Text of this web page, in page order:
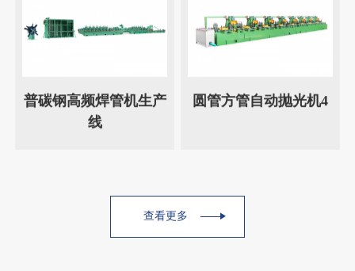
普碳钢高频焊管机生产
线
圆管方管自动抛光机4
查看更多